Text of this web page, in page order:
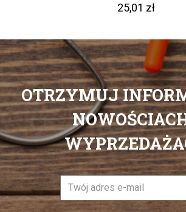
25,01 zł
OTRZYMUJ